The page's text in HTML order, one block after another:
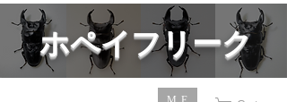
​ホペイフリーク